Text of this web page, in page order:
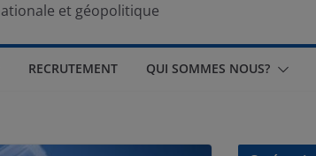
et géopolitique
RECRUTEMENT QUI SOMMES NOUS?